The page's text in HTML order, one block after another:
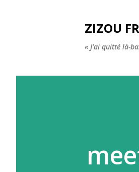
ZIZOU
« J’ai quitté là-